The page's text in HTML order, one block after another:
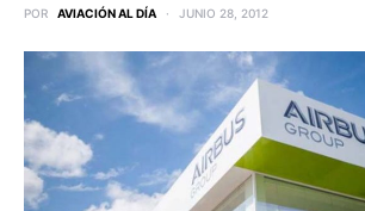
POR AVIACIÓN AL DÍA JUNIO 28, 2012